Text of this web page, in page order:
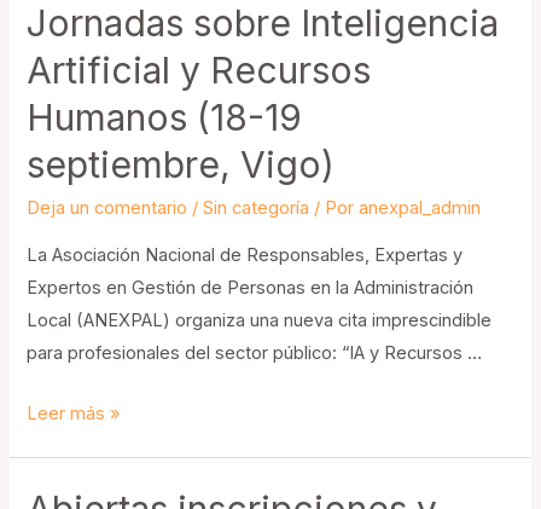
el
Relevo
Generacional
en
las
Administraciones
Públicas:
un
reto
ineludible
Jornadas sobre Inteligencia
Artificial y Recursos
Humanos (18-19
septiembre, Vigo)
Deja un comentario /Sin categoría / Poranexpal_admin
La Asociación Nacional de Responsables, Expertas y
Expertos en Gestión de Personas en la Administración
Local (ANEXPAL) organiza una nueva cita imprescindible
para profesionales del sector público: “IA y Recursos …
Jornadas
Leer más »